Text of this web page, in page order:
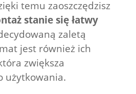
temu zaoszczędzisz
stanie się łatwy
zaletą
jest również ich
zwiększa
użytkowania.